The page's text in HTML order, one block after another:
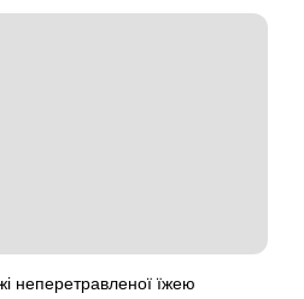
неперетравленої їжею